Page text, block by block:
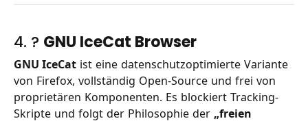
4. ? GNU IceCat Browser
GNU IceCat ist eine datenschutzoptimierte Variante
von Firefox, vollständig Open-Source und frei von
proprietären Komponenten. Es blockiert Tracking-
Skripte und folgt der Philosophie der „freien